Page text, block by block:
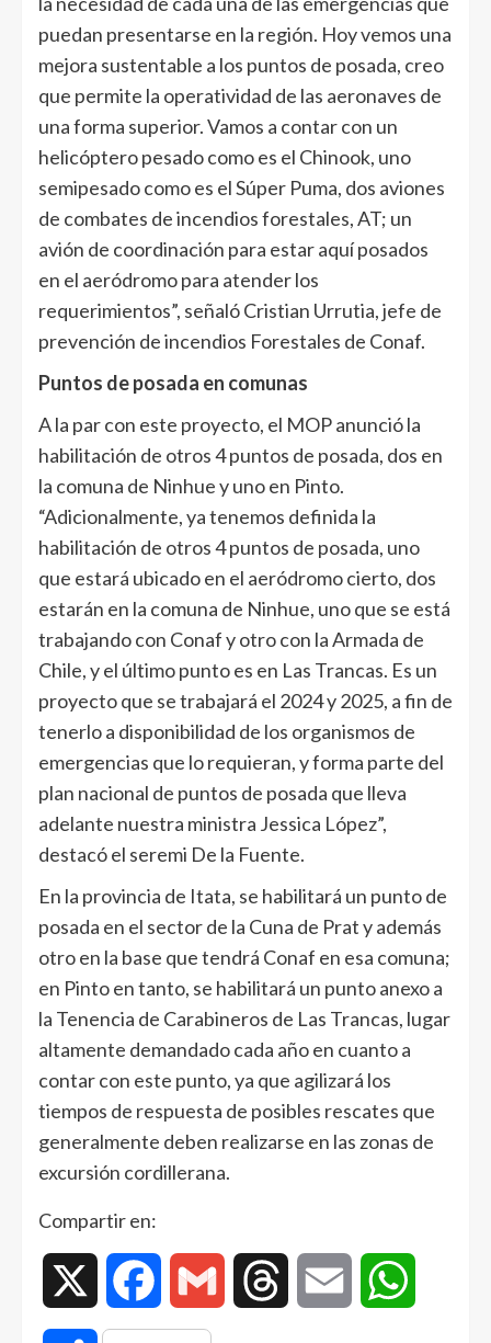
puedan presentarse en la región. Hoy vemos una
mejora sustentable a los puntos de posada, creo
que permite la operatividad de las aeronaves de
una forma superior. Vamos a contar con un
helicóptero pesado como es el Chinook, uno
semipesado como es el Súper Puma, dos aviones
de combates de incendios forestales, AT; un
avión de coordinación para estar aquí posados
en el aeródromo para atender los
requerimientos”, señaló Cristian Urrutia, jefe de
prevención de incendios Forestales de Conaf.
Puntos de posada en comunas
A la par con este proyecto, el MOP anunció la
habilitación de otros 4 puntos de posada, dos en
la comuna de Ninhue y uno en Pinto.
“Adicionalmente, ya tenemos definida la
habilitación de otros 4 puntos de posada, uno
que estará ubicado en el aeródromo cierto, dos
estarán en la comuna de Ninhue, uno que se está
trabajando con Conaf y otro con la Armada de
Chile, y el último punto es en Las Trancas. Es un
proyecto que se trabajará el 2024 y 2025, a fin de
tenerlo a disponibilidad de los organismos de
emergencias que lo requieran, y forma parte del
plan nacional de puntos de posada que lleva
adelante nuestra ministra Jessica López”,
destacó el seremi De la Fuente.
En la provincia de Itata, se habilitará un punto de
posada en el sector de la Cuna de Prat y además
otro en la base que tendrá Conaf en esa comuna;
en Pinto en tanto, se habilitará un punto anexo a
la Tenencia de Carabineros de Las Trancas, lugar
altamente demandado cada año en cuanto a
contar con este punto, ya que agilizará los
tiempos de respuesta de posibles rescates que
generalmente deben realizarse en las zonas de
excursión cordillerana.
Compartir en:
Facebook Gmail Threads Email